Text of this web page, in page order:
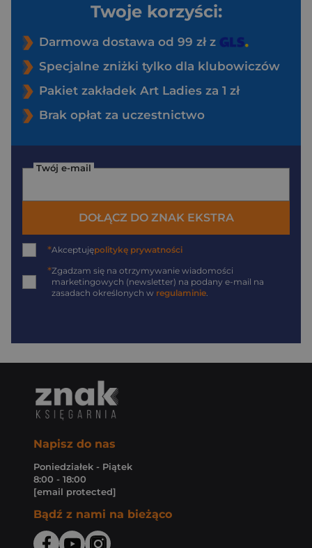
Twoje korzyści:
Darmowa dostawa od 99 zł z
Specjalne zniżki tylko dla klubowiczów
Pakiet zakładek Art Ladies za 1 zł
Brak opłat za uczestnictwo
Twój e-mail
DOŁĄCZ DO ZNAK EKSTRA
*Akceptujępolitykę prywatności
*Zgadzam się na otrzymywanie wiadomości
marketingowych (newsletter) na podany e-mail na
zasadach określonych w regulaminie
Napisz do nas
Poniedziałek - Piątek
8:00 - 18:00
[email protected]
Bądź z nami na bieżąco